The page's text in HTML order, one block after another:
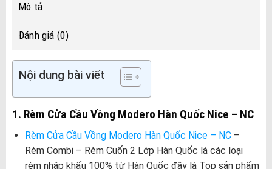
Mô tả
Đánh giá (0)
Nội dung bài viết
1. Rèm Cửa Cầu Vồng Modero Hàn Quốc Nice – NC
Rèm Cửa Cầu Vồng Modero Hàn Quốc Nice – NC–
Rèm Combi – Rèm Cuốn 2 Lớp Hàn Quốc là các loại
rèm nhập khẩu 100% từ Hàn Quốc đây là Top sản phẩm